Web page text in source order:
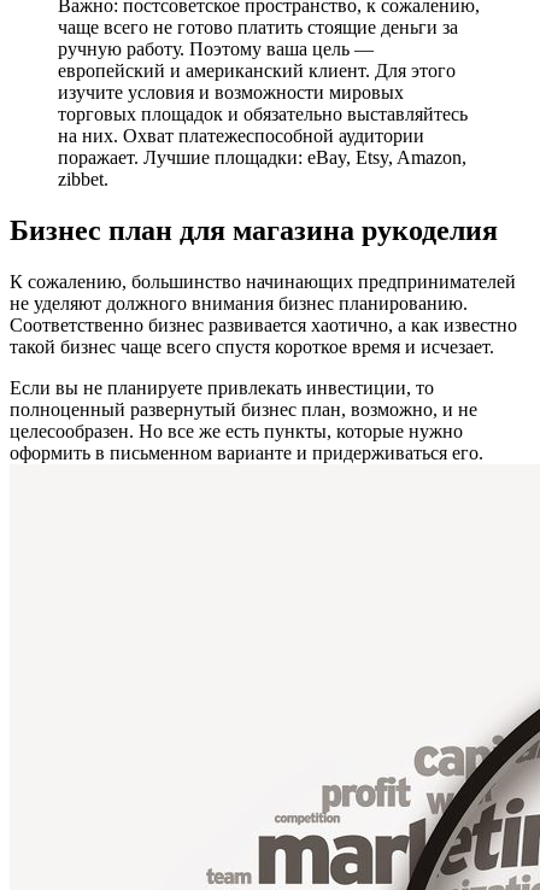
Важно: постсоветское пространство, к сожалению,
чаще всего не готово платить стоящие деньги за
ручную работу. Поэтому ваша цель —
европейский и американский клиент. Для этого
изучите условия и возможности мировых
торговых площадок и обязательно выставляйтесь
на них. Охват платежеспособной аудитории
поражает. Лучшие площадки: eBay, Etsy, Amazon,
zibbet.
Бизнес план для магазина рукоделия
К сожалению, большинство начинающих предпринимателей
не уделяют должного внимания бизнес планированию.
Соответственно бизнес развивается хаотично, а как известно
такой бизнес чаще всего спустя короткое время и исчезает.
Если вы не планируете привлекать инвестиции, то
полноценный развернутый бизнес план, возможно, и не
целесообразен. Но все же есть пункты, которые нужно
оформить в письменном варианте и придерживаться его.